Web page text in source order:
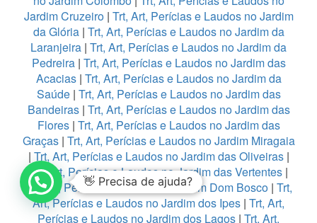
Jardim Cruzeiro| Trt, Art, Perícias e Laudos no Jardim
da Glória| Trt, Art, Perícias e Laudos no Jardim da
Laranjeira | Trt, Art, Perícias e Laudos no Jardim da
Pedreira| Trt, Art, Perícias e Laudos no Jardim das
Acacias| Trt, Art, Perícias e Laudos no Jardim da
Saúde| Trt, Art, Perícias e Laudos no Jardim das
Bandeiras| Trt, Art, Perícias e Laudos no Jardim das
Flores| Trt, Art, Perícias e Laudos no Jardim das
Graças| Trt, Art, Perícias e Laudos no Jardim Miragaia
| Trt, Art, Perícias e Laudos no Jardim das Oliveiras|
Trt, Art, Perícias e Laudos no Jardim das Vertentes|
Trt, Art, Perícias e Laudos no Jardim Dom Bosco| Trt,
Art, Perícias e Laudos no Jardim dos Ipes | Trt, Art,
Perícias e Laudos no Jardim dos Lagos | Trt, Art,
👋 Precisa de ajuda?